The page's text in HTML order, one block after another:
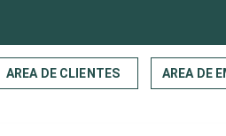
AREA DE CLIENTES AREA DE